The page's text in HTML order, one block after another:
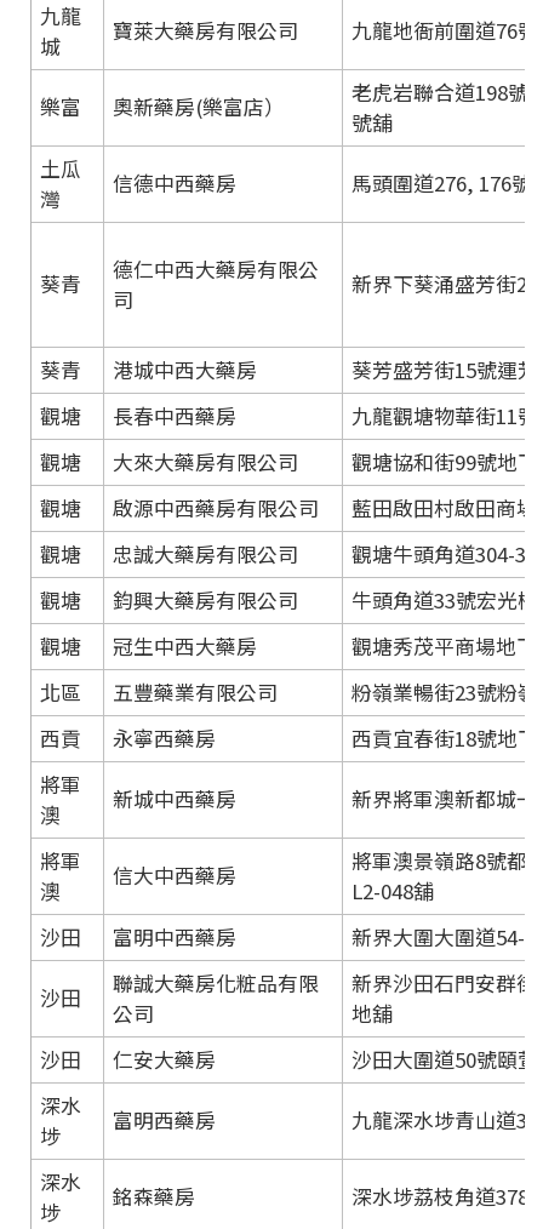
九龍
城
寶萊大藥房有限公司 九龍地衙前圍道76
樂富 奧新藥房(樂富店）
老虎岩聯合道198號
號舖
土瓜
灣
信德中西藥房 馬頭圍道276, 176號
葵青
德仁中西大藥房有限公
司
新界下葵涌盛芳街
葵青 港城中西大藥房
葵芳盛芳街15號運
觀塘
長春中西藥房
九龍觀塘物華街11
觀塘
大來大藥房有限公司
觀塘協和街99號地
觀塘
啟源中西藥房有限公司
藍田啟田村啟田商場
觀塘
忠誠大藥房有限公司
觀塘牛頭角道304-
觀塘
鈞興大藥房有限公司
牛頭角道33號宏光
觀塘
冠生中西大藥房
觀塘秀茂平商場地下
北區
五豐藥業有限公司
粉嶺業暢街23號粉
西貢
永寧西藥房
西貢宜春街18號地下
將軍
澳
新城中西藥房 新界將軍澳新都城
將軍
澳
信大中西藥房
將軍澳景嶺路8號都
L2-048舖
沙田
富明中西藥房 新界大圍大圍道54-
沙田
聯誠大藥房化粧品有限
公司
新界沙田石門安群
地舖
沙田
仁安大藥房
沙田大圍道50號頤
深水
埗
富明西藥房 九龍深水埗青山道
深水
埗
銘森藥房 深水埗荔枝角道378